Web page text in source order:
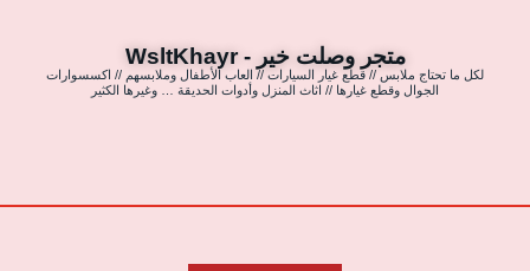
متجر وصلت خير - WsltKhayr
لكل ما تحتاج ملابس // قطع غيار السيارات // العاب الأطفال وملابسهم // اكسسوارات
الجوال وقطع غيارها // اثاث المنزل وأدوات الحديقة … وغيرها الكثير